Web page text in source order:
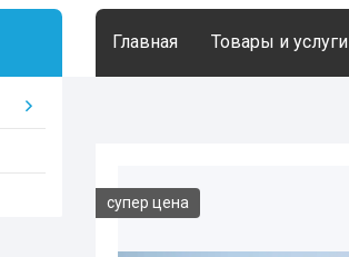
Главная Товары и услуги
супер цена